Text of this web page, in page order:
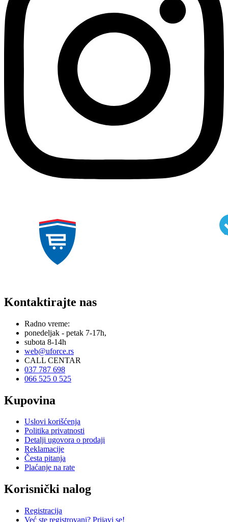
Kontaktirajte nas
Radno vreme:
ponedeljak - petak 7-17h,
subota 8-14h
web@uforce.rs
CALL CENTAR
037 787 698
066 525 0 525
Kupovina
Uslovi korišćenja
Politika privatnosti
Detalji ugovora o prodaji
Reklamacije
Česta pitanja
Plaćanje na rate
Korisnički nalog
Registracija
Već ste registrovani? Prijavi se!